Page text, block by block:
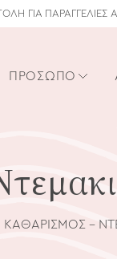
ΓΙΑ ΠΑΡΑΓΓΕΛΙΕΣ
ΠΡΌΣΩΠΟ
ΚΑΘΑΡΙΣΜΌΣ -